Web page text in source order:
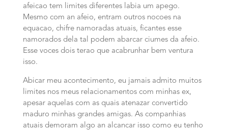
afeicao tem limites diferentes labia um apego.
Mesmo com an afeio, entram outros nocoes na
equacao, chifre namoradas atuais, ficantes esse
namorados dela tal podem abarcar ciumes da afeio.
Esse voces dois terao que acabrunhar bem ventura
isso.
Abicar meu acontecimento, eu jamais admito muitos
limites nos meus relacionamentos com minhas ex,
apesar aquelas com as quais atenazar convertido
maduro minhas grandes amigas. As companhias
atuais demoram algo an alcancar isso como eu tenho